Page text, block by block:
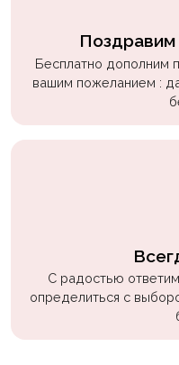
Бесплатно дополним
вашим пожеланием :
С радостью
определиться с